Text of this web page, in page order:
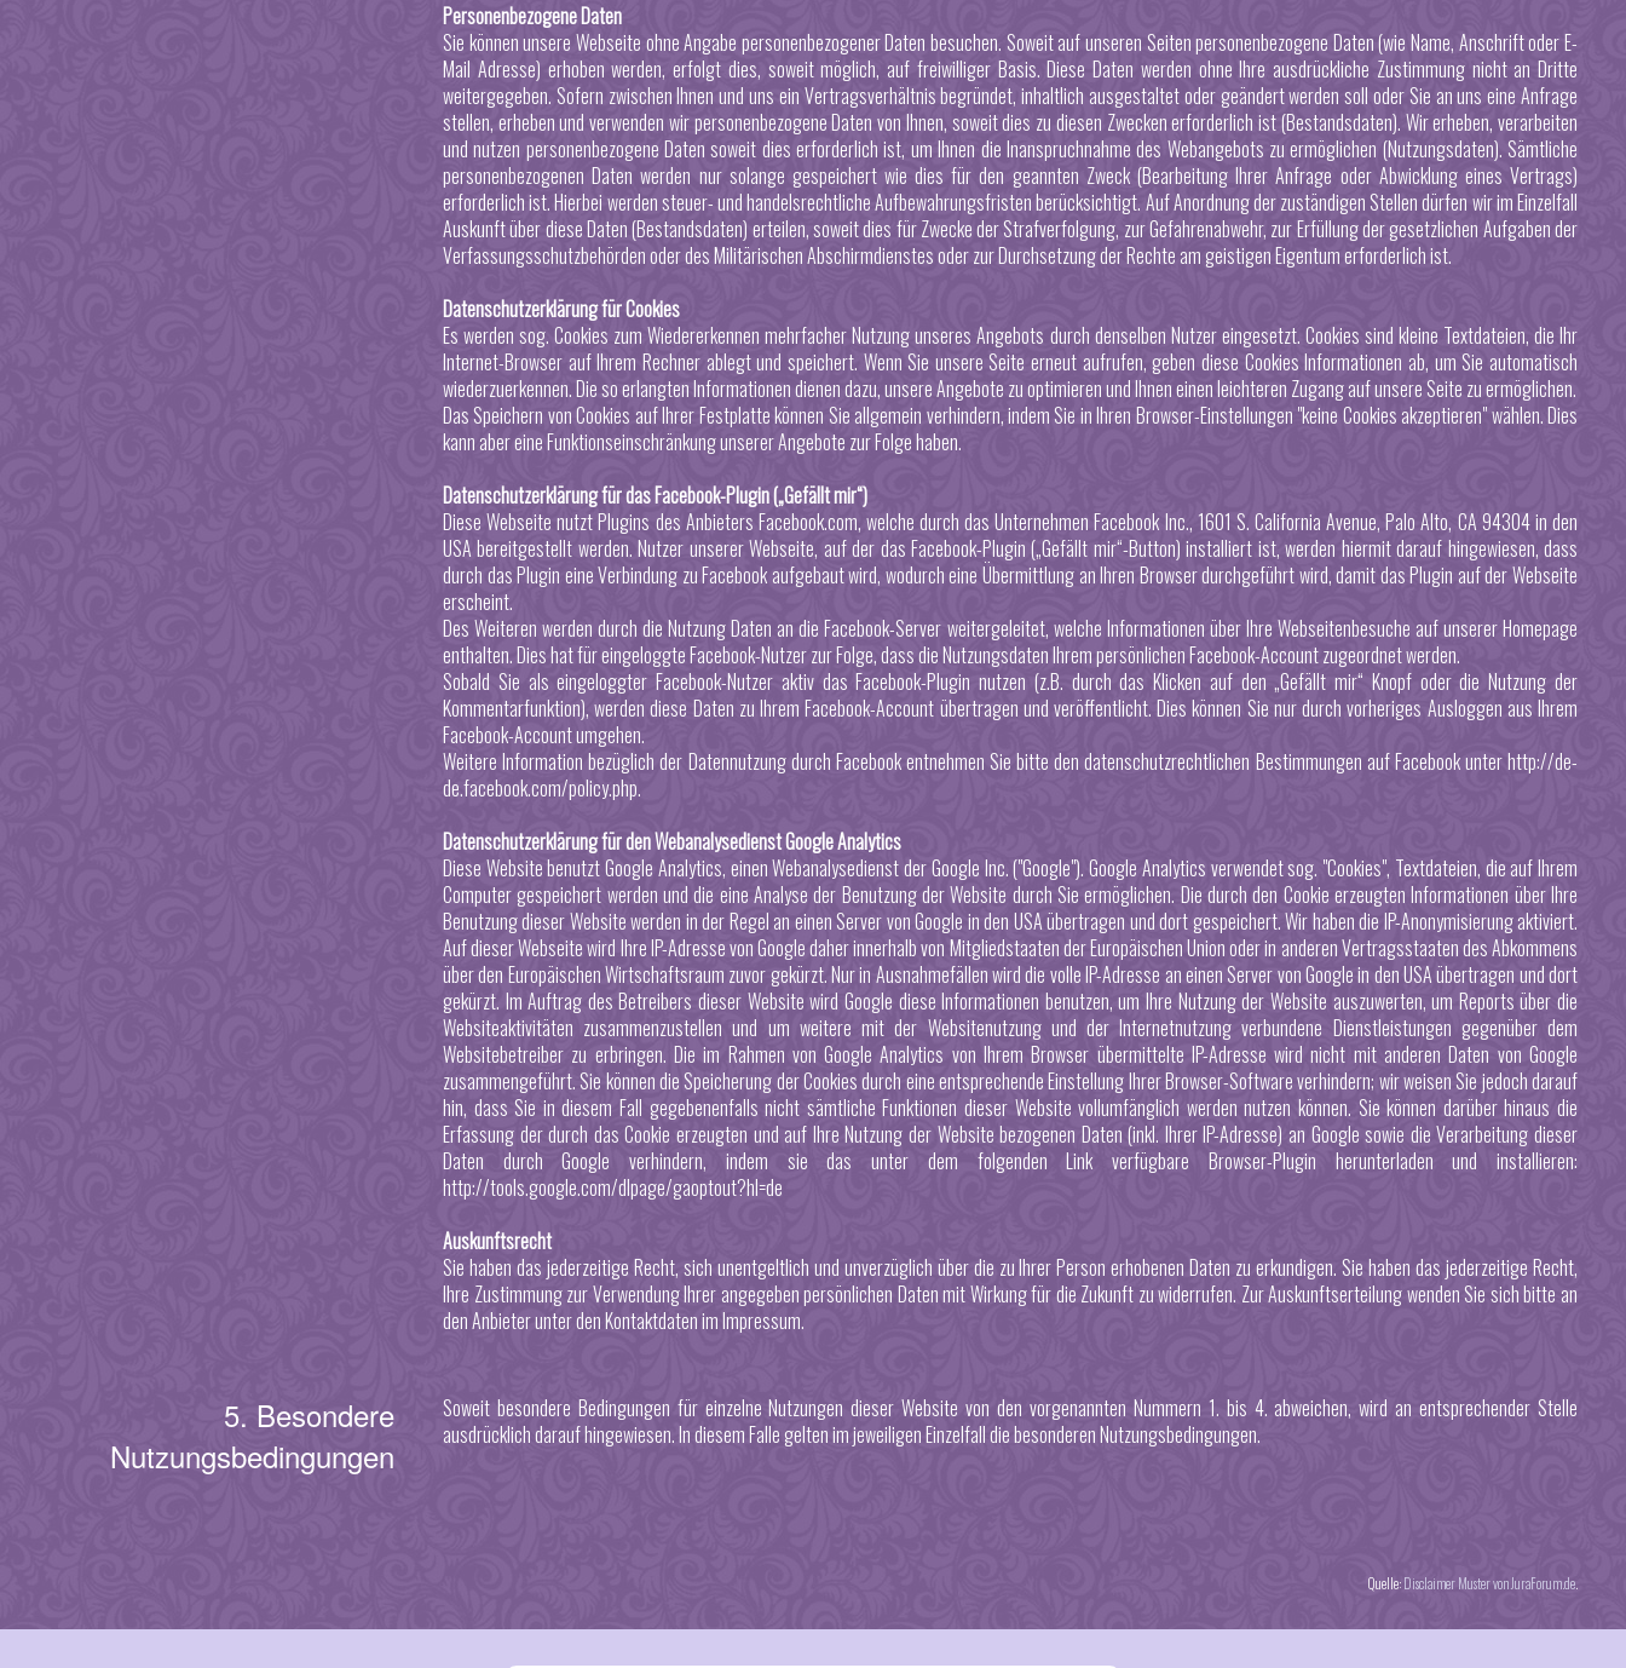
Personenbezogene Daten
Sie können unsere Webseite ohne Angabe personenbezogener Daten besuchen. Soweit auf unseren Seiten personenbezogene Daten (wie Name, Anschrift oder E-
Mail Adresse) erhoben werden, erfolgt dies, soweit möglich, auf freiwilliger Basis. Diese Daten werden ohne Ihre ausdrückliche Zustimmung nicht an Dritte
weitergegeben. Sofern zwischen Ihnen und uns ein Vertragsverhältnis begründet, inhaltlich ausgestaltet oder geändert werden soll oder Sie an uns eine Anfrage
stellen, erheben und verwenden wir personenbezogene Daten von Ihnen, soweit dies zu diesen Zwecken erforderlich ist (Bestandsdaten). Wir erheben, verarbeiten
und nutzen personenbezogene Daten soweit dies erforderlich ist, um Ihnen die Inanspruchnahme des Webangebots zu ermöglichen (Nutzungsdaten). Sämtliche
personenbezogenen Daten werden nur solange gespeichert wie dies für den geannten Zweck (Bearbeitung Ihrer Anfrage oder Abwicklung eines Vertrags)
erforderlich ist. Hierbei werden steuer- und handelsrechtliche Aufbewahrungsfristen berücksichtigt. Auf Anordnung der zuständigen Stellen dürfen wir im Einzelfall
Auskunft über diese Daten (Bestandsdaten) erteilen, soweit dies für Zwecke der Strafverfolgung, zur Gefahrenabwehr, zur Erfüllung der gesetzlichen Aufgaben der
Verfassungsschutzbehörden oder des Militärischen Abschirmdienstes oder zur Durchsetzung der Rechte am geistigen Eigentum erforderlich ist.
Datenschutzerklärung für Cookies
Es werden sog. Cookies zum Wiedererkennen mehrfacher Nutzung unseres Angebots durch denselben Nutzer eingesetzt. Cookies sind kleine Textdateien, die Ihr
Internet-Browser auf Ihrem Rechner ablegt und speichert. Wenn Sie unsere Seite erneut aufrufen, geben diese Cookies Informationen ab, um Sie automatisch
wiederzuerkennen. Die so erlangten Informationen dienen dazu, unsere Angebote zu optimieren und Ihnen einen leichteren Zugang auf unsere Seite zu ermöglichen.
Das Speichern von Cookies auf Ihrer Festplatte können Sie allgemein verhindern, indem Sie in Ihren Browser-Einstellungen "keine Cookies akzeptieren" wählen. Dies
kann aber eine Funktionseinschränkung unserer Angebote zur Folge haben.
Datenschutzerklärung für das Facebook-Plugin („Gefällt mir“)
Diese Webseite nutzt Plugins des Anbieters Facebook.com, welche durch das Unternehmen Facebook Inc., 1601 S. California Avenue, Palo Alto, CA 94304 in den
USA bereitgestellt werden. Nutzer unserer Webseite, auf der das Facebook-Plugin („Gefällt mir“-Button) installiert ist, werden hiermit darauf hingewiesen, dass
durch das Plugin eine Verbindung zu Facebook aufgebaut wird, wodurch eine Übermittlung an Ihren Browser durchgeführt wird, damit das Plugin auf der Webseite
erscheint.
Des Weiteren werden durch die Nutzung Daten an die Facebook-Server weitergeleitet, welche Informationen über Ihre Webseitenbesuche auf unserer Homepage
enthalten. Dies hat für eingeloggte Facebook-Nutzer zur Folge, dass die Nutzungsdaten Ihrem persönlichen Facebook-Account zugeordnet werden.
Sobald Sie als eingeloggter Facebook-Nutzer aktiv das Facebook-Plugin nutzen (z.B. durch das Klicken auf den „Gefällt mir“ Knopf oder die Nutzung der
Kommentarfunktion), werden diese Daten zu Ihrem Facebook-Account übertragen und veröffentlicht. Dies können Sie nur durch vorheriges Ausloggen aus Ihrem
Facebook-Account umgehen.
Weitere Information bezüglich der Datennutzung durch Facebook entnehmen Sie bitte den datenschutzrechtlichen Bestimmungen auf Facebook unterhttp://de-
de.facebook.com/policy.php.
Datenschutzerklärung für den Webanalysedienst Google Analytics
Diese Website benutzt Google Analytics, einen Webanalysedienst der Google Inc. ("Google"). Google Analytics verwendet sog. "Cookies", Textdateien, die auf Ihrem
Computer gespeichert werden und die eine Analyse der Benutzung der Website durch Sie ermöglichen. Die durch den Cookie erzeugten Informationen über Ihre
Benutzung dieser Website werden in der Regel an einen Server von Google in den USA übertragen und dort gespeichert. Wir haben die IP-Anonymisierung aktiviert.
Auf dieser Webseite wird Ihre IP-Adresse von Google daher innerhalb von Mitgliedstaaten der Europäischen Union oder in anderen Vertragsstaaten des Abkommens
über den Europäischen Wirtschaftsraum zuvor gekürzt. Nur in Ausnahmefällen wird die volle IP-Adresse an einen Server von Google in den USA übertragen und dort
gekürzt. Im Auftrag des Betreibers dieser Website wird Google diese Informationen benutzen, um Ihre Nutzung der Website auszuwerten, um Reports über die
Websiteaktivitäten zusammenzustellen und um weitere mit der Websitenutzung und der Internetnutzung verbundene Dienstleistungen gegenüber dem
Websitebetreiber zu erbringen. Die im Rahmen von Google Analytics von Ihrem Browser übermittelte IP-Adresse wird nicht mit anderen Daten von Google
zusammengeführt. Sie können die Speicherung der Cookies durch eine entsprechende Einstellung Ihrer Browser-Software verhindern; wir weisen Sie jedoch darauf
hin, dass Sie in diesem Fall gegebenenfalls nicht sämtliche Funktionen dieser Website vollumfänglich werden nutzen können. Sie können darüber hinaus die
Erfassung der durch das Cookie erzeugten und auf Ihre Nutzung der Website bezogenen Daten (inkl. Ihrer IP-Adresse) an Google sowie die Verarbeitung dieser
Daten durch Google verhindern, indem sie das unter dem folgenden Link verfügbare Browser-Plugin herunterladen und installieren:
http://tools.google.com/dlpage/gaoptout?hl=de
Auskunftsrecht
Sie haben das jederzeitige Recht, sich unentgeltlich und unverzüglich über die zu Ihrer Person erhobenen Daten zu erkundigen. Sie haben das jederzeitige Recht,
Ihre Zustimmung zur Verwendung Ihrer angegeben persönlichen Daten mit Wirkung für die Zukunft zu widerrufen. Zur Auskunftserteilung wenden Sie sich bitte an
den Anbieter unter den Kontaktdaten im Impressum.
5. Besondere
Nutzungsbedingungen
Soweit besondere Bedingungen für einzelne Nutzungen dieser Website von den vorgenannten Nummern 1. bis 4. abweichen, wird an entsprechender Stelle
ausdrücklich darauf hingewiesen. In diesem Falle gelten im jeweiligen Einzelfall die besonderen Nutzungsbedingungen.
Quelle:Disclaimer Muster von JuraForum.de.